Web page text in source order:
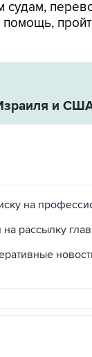
судам,
помощь,
и
на
на рассылку